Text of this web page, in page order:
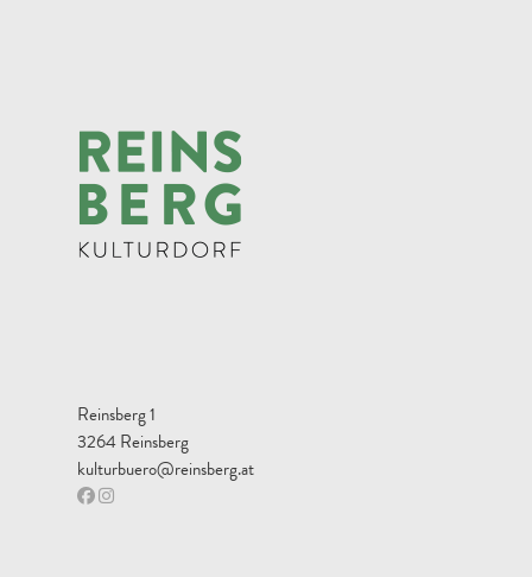
Reinsberg 1
3264 Reinsberg
kulturbuero@reinsberg.at